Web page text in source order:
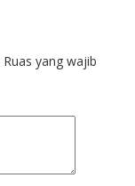
Ruas yang wajib